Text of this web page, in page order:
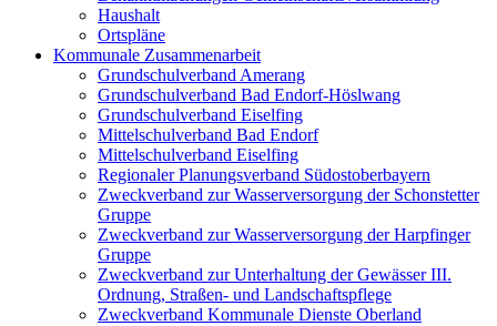
Haushalt
Ortspläne
Kommunale Zusammenarbeit
Grundschulverband Amerang
Grundschulverband Bad Endorf-Höslwang
Grundschulverband Eiselfing
Mittelschulverband Bad Endorf
Mittelschulverband Eiselfing
Regionaler Planungsverband Südostoberbayern
Zweckverband zur Wasserversorgung der Schonstetter
Gruppe
Zweckverband zur Wasserversorgung der Harpfinger
Gruppe
Zweckverband zur Unterhaltung der Gewässer III.
Ordnung, Straßen- und Landschaftspflege
Zweckverband Kommunale Dienste Oberland